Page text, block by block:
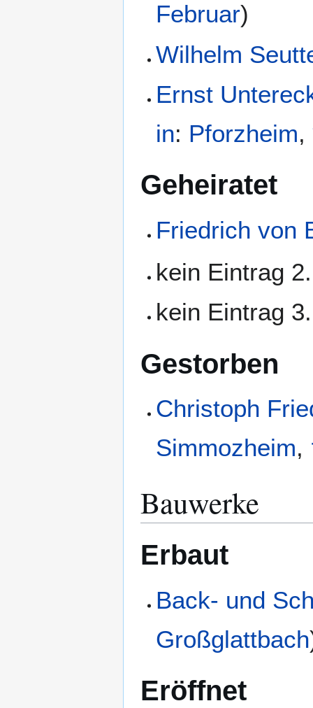
Februar)
Wilhelm
Ernst
in: Pforzheim,
Geheiratet
Friedrich von
kein Eintrag
kein Eintrag
Gestorben
Christoph
Simmozheim,
Bauwerke
Erbaut
Back- und
Großglattbach
Eröffnet